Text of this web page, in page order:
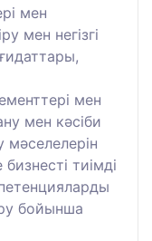
мен
мен негізгі
мен
мен кәсіби
тиімді
бойынша